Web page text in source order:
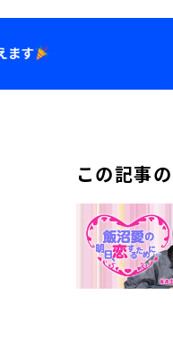
この記事